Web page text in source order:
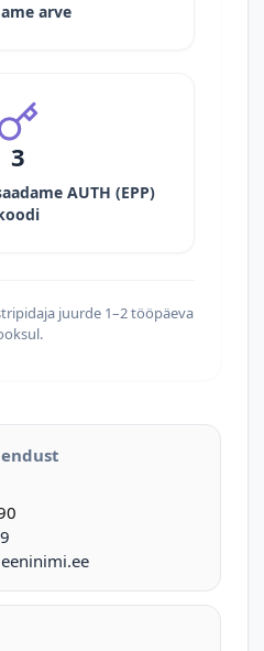
arve
3
AUTH (EPP)
juurde 1–2 tööpäeva